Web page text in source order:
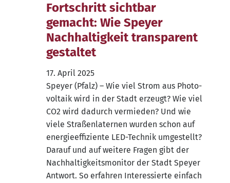
Fortschritt sichtbar
gemacht: Wie Speyer
Nachhaltigkeit transparent
gestaltet
17. April 2025
Spey­er (Pfalz) – Wie viel Strom aus Pho­to­
vol­ta­ik wird in der Stadt erzeugt? Wie viel
CO2 wird dadurch ver­mie­den? Und wie
vie­le Stra­ßen­la­ter­nen wur­den schon auf
ener­gie­ef­fi­zi­en­te LED-Tech­­nik umge­stellt?
Dar­auf und auf wei­te­re Fra­gen gibt der
Nach­hal­tig­keits­mo­ni­tor der Stadt Spey­er
Ant­wort. So erfah­ren Inter­es­sier­te ein­fach